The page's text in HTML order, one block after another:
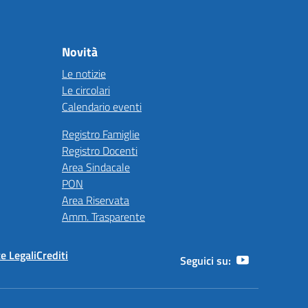
Novità
Le notizie
Le circolari
Calendario eventi
Registro Famiglie
Registro Docenti
Area Sindacale
PON
Area Riservata
Amm. Trasparente
LegaliCrediti Seguici su: